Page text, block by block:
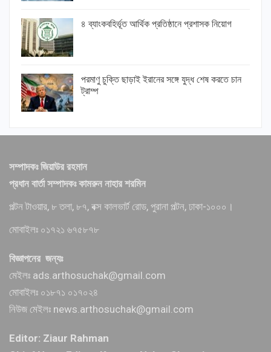
৪ ব্যাংকবহির্ভূত আর্থিক প্রতিষ্ঠানে প্রশাসক নিয়োগ
পরমাণু চুক্তি ছাড়াই ইরানের সঙ্গে যুদ্ধ শেষ করতে চান
ট্রাম্প
সম্পাদকঃ জিয়াউর রহমান
প্রধান বার্তা সম্পাদকঃ কামরুন নাহার শরমিন
পল্টন টাওয়ার, ৮ তলা, ৮৭, বক্স কালভার্ট রোড, পুরানা পল্টন, ঢাকা-১০০০।
মোবাইলঃ ০১৭২১ ৬৭৫৮৭৮
বিজ্ঞাপনের জন্যঃ
মেইলঃ ads.arthosuchak@gmail.com
মোবাইলঃ ০১৮৭১ ০১৭০২৪
নিউজ মেইলঃ news.arthosuchak@gmail.com
Editor: Ziaur Rahman